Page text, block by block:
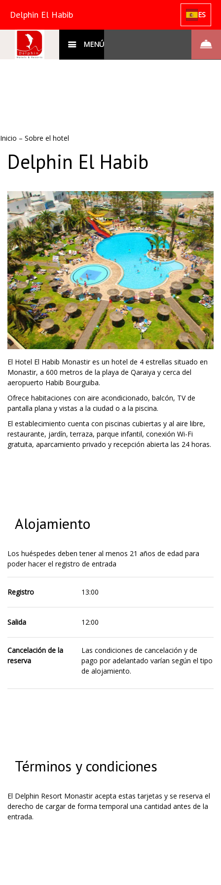
Delphin El Habib ES
MENÚ
Inicio – Sobre el hotel
Delphin El Habib
El Hotel El Habib Monastir es un hotel de 4 estrellas situado en
Monastir, a 600 metros de la playa de Qaraiya y cerca del
aeropuerto Habib Bourguiba.
Ofrece habitaciones con aire acondicionado, balcón, TV de
pantalla plana y vistas a la ciudad o a la piscina.
El establecimiento cuenta con piscinas cubiertas y al aire libre,
restaurante, jardín, terraza, parque infantil, conexión Wi-Fi
gratuita, aparcamiento privado y recepción abierta las 24 horas.
Alojamiento
Los huéspedes deben tener al menos 21 años de edad para
poder hacer el registro de entrada
Registro 13:00
Salida 12:00
Cancelación de la
reserva
Las condiciones de cancelación y de
pago por adelantado varían según el tipo
de alojamiento.
Términos y condiciones
El Delphin Resort Monastir acepta estas tarjetas y se reserva el
derecho de cargar de forma temporal una cantidad antes de la
entrada.